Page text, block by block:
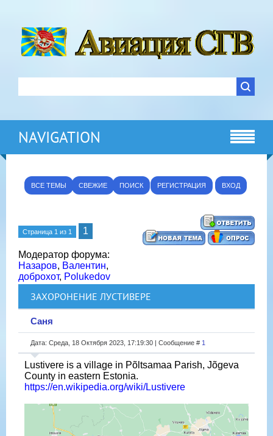
NAVIGATION
ВСЕ ТЕМЫ СВЕЖИЕ ПОИСК РЕГИСТРАЦИЯ ВХОД
Страница 1 из 1 1
Модератор форума:
Назаров, Валентин,
доброхот, Polukedov
ЗАХОРОНЕНИЕ ЛУСТИВЕРЕ
Саня
Дата: Среда, 18 Октября 2023, 17:19:30 | Сообщение # 1
Lustivere is a village in Põltsamaa Parish, Jõgeva
County in eastern Estonia.
https://en.wikipedia.org/wiki/Lustivere